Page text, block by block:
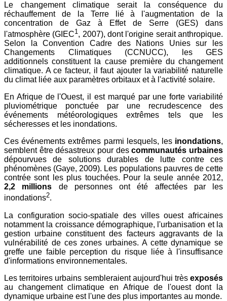
Le changement climatique serait la conséquence du
réchauffement de la Terre lié à l'augmentation de la
concentration de Gaz à Effet de Serre (GES) dans
l'atmosphère (GIEC1, 2007), dont l'origine serait anthropique.
Selon la Convention Cadre des Nations Unies sur les
Changements Climatiques (CCNUCC), les GES
additionnels constituent la cause première du changement
climatique. A ce facteur, il faut ajouter la variabilité naturelle
du climat liée aux paramètres orbitaux et à l'activité solaire.
En Afrique de l'Ouest, il est marqué par une forte variabilité
pluviométrique ponctuée par une recrudescence des
événements météorologiques extrêmes tels que les
sécheresses et les inondations.
Ces événements extrêmes parmi lesquels, les inondations,
semblent être désastreux pour descommunautés urbaines
dépourvues de solutions durables de lutte contre ces
phénomènes (Gaye, 2009). Les populations pauvres de cette
contrée sont les plus touchées. Pour la seule année 2012,
2,2 millions de personnes ont été affectées par les
inondations2.
La configuration socio-spatiale des villes ouest africaines
notamment la croissance démographique, l'urbanisation et la
gestion urbaine constituent des facteurs aggravants de la
vulnérabilité de ces zones urbaines. A cette dynamique se
greffe une faible perception du risque liée à l'insuffisance
d'informations environnementales.
Les territoires urbains sembleraient aujourd'hui très exposés
au changement climatique en Afrique de l'ouest dont la
dynamique urbaine est l'une des plus importantes au monde.